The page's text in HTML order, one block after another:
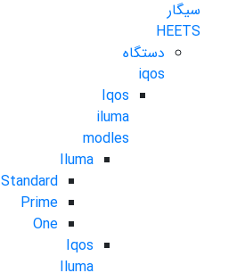
سیگار
HEETS
دستگاه
iqos
Iqos
iluma
modles
Iluma
Standard
Prime
One
Iqos
Iluma